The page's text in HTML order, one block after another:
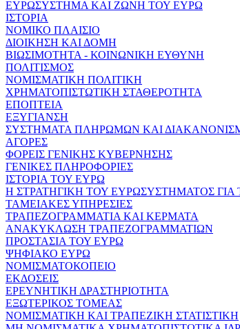
ΕΥΡΩΣΥΣΤΗΜΑ ΚΑΙ ΖΩΝΗ ΤΟΥ ΕΥΡΩ
ΙΣΤΟΡΙΑ
ΝΟΜΙΚΟ ΠΛΑΙΣΙΟ
ΔΙΟΙΚΗΣΗ ΚΑΙ ΔΟΜΗ
ΒΙΩΣΙΜΟΤΗΤΑ - ΚΟΙΝΩΝΙΚΗ ΕΥΘΥΝΗ
ΠΟΛΙΤΙΣΜΟΣ
ΝΟΜΙΣΜΑΤΙΚΗ ΠΟΛΙΤΙΚΗ
ΧΡΗΜΑΤΟΠΙΣΤΩΤΙΚΗ ΣΤΑΘΕΡΟΤΗΤΑ
ΕΠΟΠΤΕΙΑ
ΕΞΥΓΙΑΝΣΗ
ΣΥΣΤΗΜΑΤΑ ΠΛΗΡΩΜΩΝ ΚΑΙ
ΑΓΟΡΕΣ
ΦΟΡΕΙΣ ΓΕΝΙΚΗΣ ΚΥΒΕΡΝΗΣΗΣ
ΓΕΝΙΚΕΣ ΠΛΗΡΟΦΟΡΙΕΣ
ΙΣΤΟΡΙΑ ΤΟΥ ΕΥΡΩ
Η ΣΤΡΑΤΗΓΙΚΗ ΤΟΥ ΕΥΡΩΣΥΣΤΗΜΑΤΟΣ ΓΙΑ
ΤΑΜΕΙΑΚΕΣ ΥΠΗΡΕΣΙΕΣ
ΤΡΑΠΕΖΟΓΡΑΜΜΑΤΙΑ ΚΑΙ ΚΕΡΜΑΤΑ
ΑΝΑΚΥΚΛΩΣΗ ΤΡΑΠΕΖΟΓΡΑΜΜΑΤΙΩΝ
ΠΡΟΣΤΑΣΙΑ ΤΟΥ ΕΥΡΩ
ΨΗΦΙΑΚΟ ΕΥΡΩ
ΝΟΜΙΣΜΑΤΟΚΟΠΕΙΟ
ΕΚΔΟΣΕΙΣ
ΕΡΕΥΝΗΤΙΚΗ ΔΡΑΣΤΗΡΙΟΤΗΤΑ
ΕΞΩΤΕΡΙΚΟΣ ΤΟΜΕΑΣ
ΝΟΜΙΣΜΑΤΙΚΗ ΚΑΙ ΤΡΑΠΕΖΙΚΗ ΣΤΑΤΙΣΤΙΚΗ